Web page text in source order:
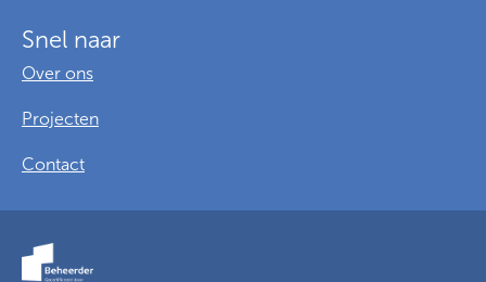
Snel naar
Over ons
Projecten
Contact
Voorwaarden
Privacy